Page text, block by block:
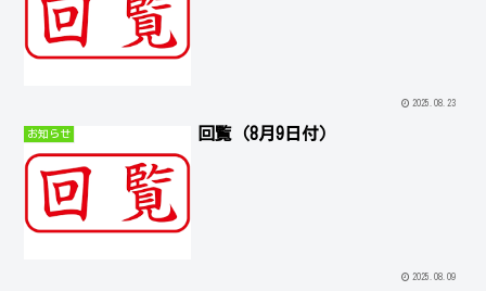
2025.08.23
お知らせ 回覧（8月9日付）
2025.08.09